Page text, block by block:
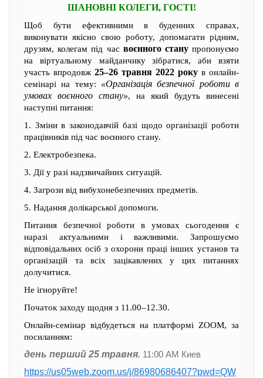
ШАНОВНІ КОЛЕГИ, ГОСТІ!
Щоб бути ефективними в буденних справах,
виконувати якісно свою роботу, допомагати рідним,
друзям, колегам під час воєнного станупропонуємо
на віртуальному майданчику зібратися, аби взяти
участь впродовж 25–26 травня 2022 року в онлайн-
семінарі на тему: «Організація безпечної роботи в
умовах воєнного стану», на який будуть винесені
наступні питання:
1. Зміни в законодавчій базі щодо організації роботи
працівників під час воєнного стану.
2. Електробезпека.
3. Дії у разі надзвичайних ситуацій.
4. Загрози від вибухонебезпечних предметів.
5. Надання долікарської допомоги.
Питання безпечної роботи в умовах сьогодення є
наразі актуальними і важливими. Запрошуємо
відповідальних осіб з охорони праці інших установ та
організацій та всіх зацікавлених у цих питаннях
долучитися.
Не ігноруйте!
Початок заходу щодня з 11.00–12.30.
Онлайн-семінар відбудеться на платформі ZOOM, за
посиланням:
день перший 25 травня. 11:00 AM Киев
https://us05web.zoom.us/j/86980686407?pwd=QW